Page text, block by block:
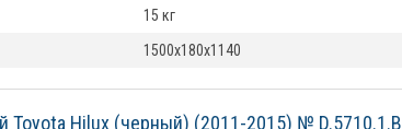
15 кг
1500х180х1140
Toyota Hilux (черный) (2011-2015) № D.5710.1.B